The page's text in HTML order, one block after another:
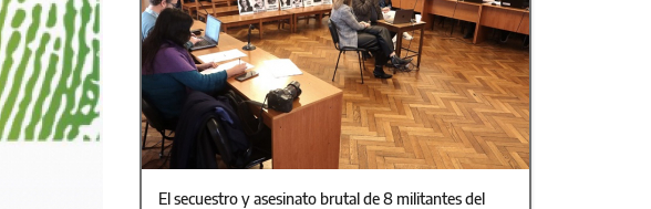
El secuestro y asesinato brutal de 8 militantes del